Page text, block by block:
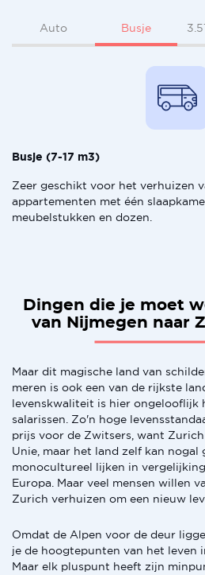
Auto Busje
Busje (7-17 m3)
Zeer geschikt voor het verhuizen
appartementen met één
meubelstukken en dozen.
Dingen die je moet
van Nijmegen naar
Maar dit magische land van
meren is ook een van de rijkste
levenskwaliteit is hier ongelooflijk
salarissen. Zo'n hoge
prijs voor de Zwitsers, want
Unie, maar het land zelf kan nogal
monocultureel lijken in
Europa. Maar veel mensen willen
Zurich verhuizen om een nieuw
Omdat de Alpen voor de deur
je de hoogtepunten van het leven
Maar elk pluspunt heeft zijn